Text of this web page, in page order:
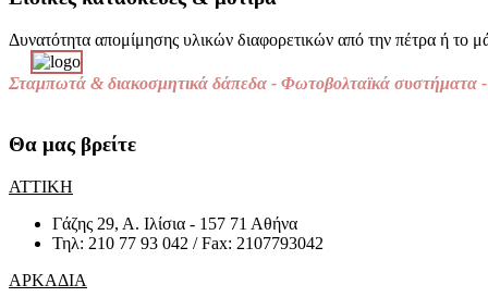
Δυνατότητα απομίμησης υλικών διαφορετικών από την πέτρα ή το
Σταμπωτά & διακοσμητικά δάπεδα - Φωτοβολταϊκά συστήματα -
Θα μας βρείτε
ΑΤΤΙΚΗ
Γάζης 29, Α. Ιλίσια - 157 71 Αθήνα
Τηλ: 210 77 93 042 / Fax: 2107793042
ΑΡΚΑΔΙΑ